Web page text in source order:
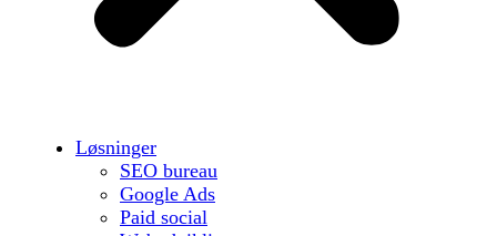
Løsninger
SEO bureau
Google Ads
Paid social